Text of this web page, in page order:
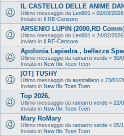
IL CASTELLO DELLE ANIME
Ultimo messaggio da Len801 « 02/03/
Inviato in Il RE-Censore
ARSENIO LUPIN (2000,RD
Ultimo messaggio da Len801 « 24/02/
Inviato in Il RE-Censore
Apolonia Lapiedra , bellezza
Ultimo messaggio da ramarro verde « 30/
Inviato in New Ifix Tcen Tcen
[OT] TUSHY
Ultimo messaggio da australiano « 23/01/
Inviato in New Ifix Tcen Tcen
Top 2026,
Ultimo messaggio da ramarro verde « 22/
Inviato in New Ifix Tcen Tcen
Mary RoMary
Ultimo messaggio da ramarro verde « 05/
Inviato in New Ifix Tcen Tcen